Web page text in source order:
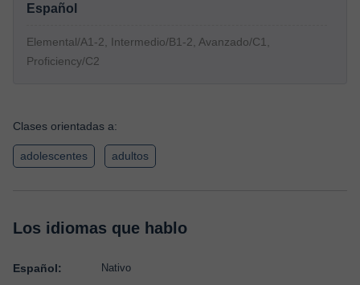
Español
Elemental/A1-2, Intermedio/B1-2, Avanzado/C1,
Proficiency/C2
Clases orientadas a:
adolescentes adultos
Los idiomas que hablo
Español: Nativo